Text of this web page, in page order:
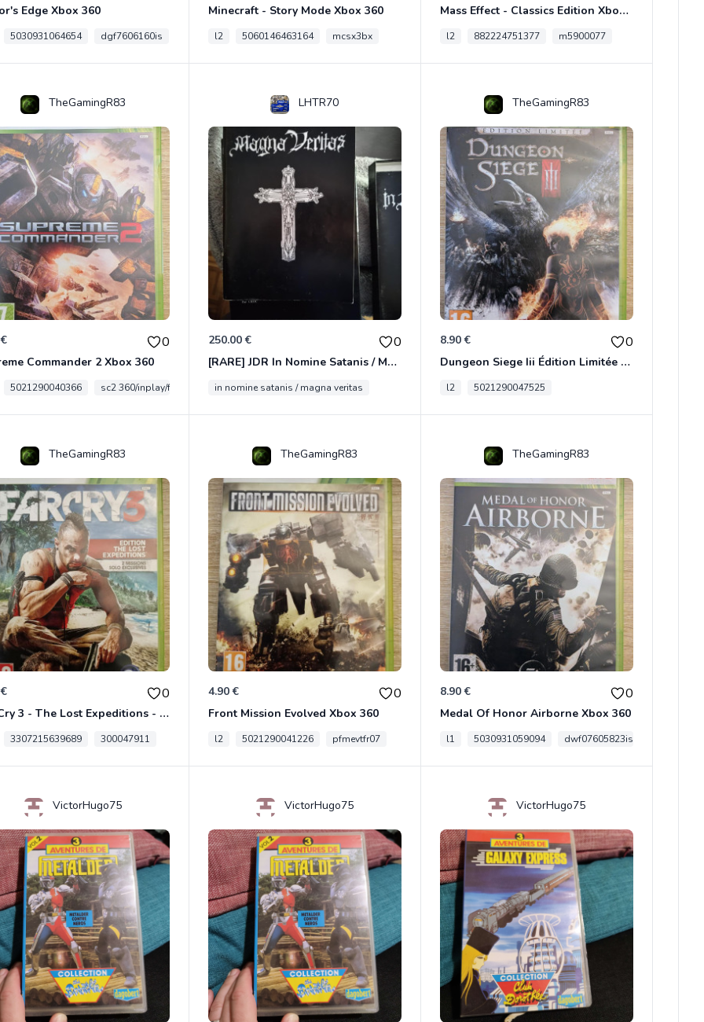
Edge Xbox 360
5030931064654 dgf7606160is
Minecraft - Story Mode Xbox 360
l2 5060146463164 mcsx3bx
Mass Effect - Classics Edition Xbox 360
l2 882224751377 m5900077
TheGamingR83
0
Commander 2 Xbox 360
5021290040366 sc2 360/inplay/fra
LHTR70
250.00 € 0
[RARE] JDR In Nomine Satanis / Magna Veritas – 1ère Édition BOÎTE (DOS BLANC, 1989) - CROC / Siroz
in nomine satanis / magna veritas
TheGamingR83
8.90 € 0
Dungeon Siege Iii Édition Limitée - Vf Intégrale Xbox 360
l2 5021290047525
TheGamingR83
0
Far Cry 3 - The Lost Expeditions - Edition Spéciale Xbox 360
3307215639689 300047911
TheGamingR83
4.90 € 0
Front Mission Evolved Xbox 360
l2 5021290041226 pfmevtfr07
TheGamingR83
8.90 € 0
Medal Of Honor Airborne Xbox 360
l1 5030931059094 dwf07605823is
VictorHugo75 VictorHugo75 VictorHugo75